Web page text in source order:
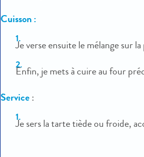
Cuisson :
Je verse ensuite le mélange sur
Enfin, je mets à cuire au four
Service:
Je sers la tarte tiède ou froide,